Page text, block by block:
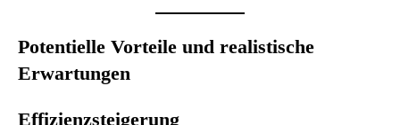
Potentielle Vorteile und realistische
Erwartungen
Effizienzsteigerung